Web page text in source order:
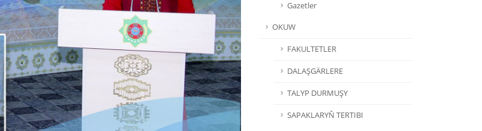
Gazetler
OKUW
FAKULTETLER
DALAŞGÄRLERE
TALYP DURMUŞY
SAPAKLARYŇ TERTIBI